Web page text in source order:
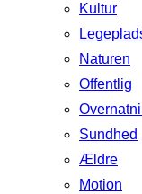
Kultur
Naturen
Offentlig
Sundhed
Ældre
Motion